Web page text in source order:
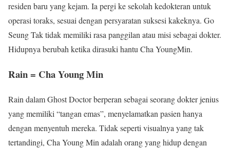
residen baru yang kejam. Ia pergi ke sekolah kedokteran untuk
operasi toraks, sesuai dengan persyaratan suksesi kakeknya. Go
Seung Tak tidak memiliki rasa panggilan atau misi sebagai dokter.
Hidupnya berubah ketika dirasuki hantu Cha YoungMin.
Rain = Cha Young Min
Rain dalam Ghost Doctor berperan sebagai seorang dokter jenius
yang memiliki “tangan emas”, menyelamatkan pasien hanya
dengan menyentuh mereka. Tidak seperti visualnya yang tak
tertandingi, Cha Young Min adalah orang yang hidup dengan